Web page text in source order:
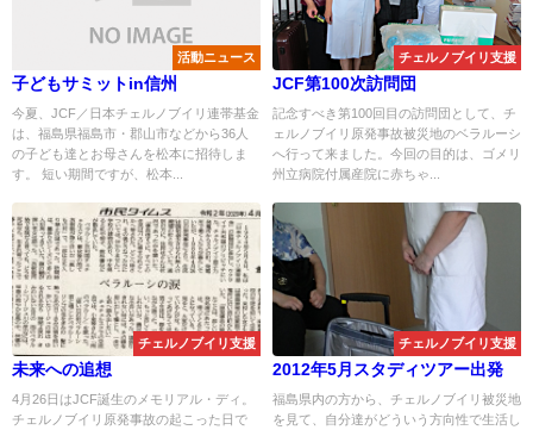
活動ニュース
子どもサミットin信州
今夏、JCF／日本チェルノブイリ連帯基金
は、福島県福島市・郡山市などから36人
の子ども達とお母さんを松本に招待しま
す。 短い期間ですが、松本...
チェルノブイリ支援
JCF第100次訪問団
記念すべき第100回目の訪問団として、チ
ェルノブイリ原発事故被災地のベラルーシ
へ行って来ました。今回の目的は、ゴメリ
州立病院付属産院に赤ちゃ...
チェルノブイリ支援
未来への追想
4月26日はJCF誕生のメモリアル・ディ。
チェルノブイリ原発事故の起こった日で
チェルノブイリ支援
2012年5月スタディツアー出発
福島県内の方から、チェルノブイリ被災地
を見て、自分達がどういう方向性で生活し